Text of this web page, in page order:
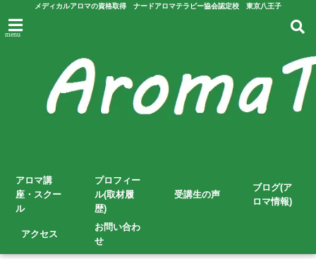
メディカルアロマの資格取得 ナードアロマテラピー協会認定校 東京八王子
menu
アロマ講
座・スクー
ル
プロフィー
ル(取材履
歴)
受講生の声
ブログ(ア
ロマ情報)
アクセス
お問い合わ
せ